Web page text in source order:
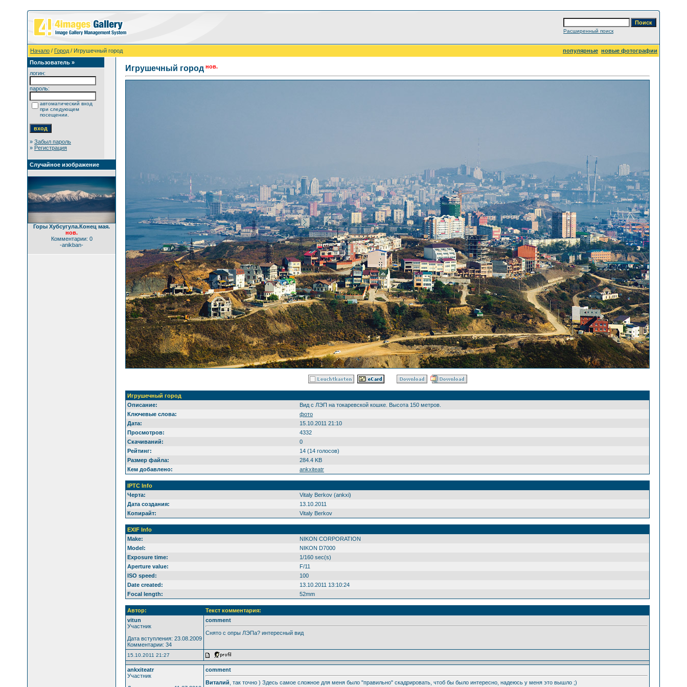
Расширенный поиск
Начало / Город / Игрушечный город популярные новые фотографии
Пользователь »
логин:
пароль:
автоматический вход
при следующем
посещении.
» Забыл пароль
» Регистрация
Случайное изображение
Горы Хубсугула.Конец мая.
нов.
Комментарии: 0
-anikban-
Игрушечный город нов.
Игрушечный город
Описание:
Вид с ЛЭП на токаревской кошке. Высота 150 метров.
Ключевые слова:
фото
Дата:
15.10.2011 21:10
Просмотров:
4332
Скачиваний:
0
Рейтинг:
14 (14 голосов)
Размер файла:
284.4 KB
Кем добавлено:
ankxiteatr
IPTC Info
Черта:
Vitaly Berkov (ankxi)
Дата создания:
13.10.2011
Копирайт:
Vitaly Berkov
EXIF Info
Make:
NIKON CORPORATION
Model:
NIKON D7000
Exposure time:
1/160 sec(s)
Aperture value:
F/11
ISO speed:
100
Date created:
13.10.2011 13:10:24
Focal length:
52mm
Автор:
Текст комментария:
vitun
Участник
Дата вступления: 23.08.2009
Комментарии: 34
comment
Снято с опры ЛЭПа? интересный вид
15.10.2011 21:27
ankxiteatr
Участник
comment
Виталий , так точно ) Здесь самое сложное для меня было "правильно" скадрировать, чтоб бы было интересно, надеюсь у меня это вышло ;)